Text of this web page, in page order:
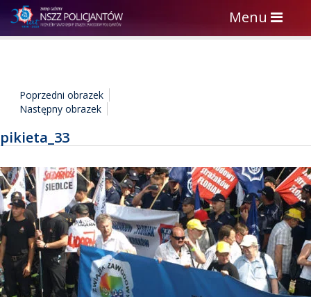
Toggle
navigation
Menu
Poprzedni obrazek
Następny obrazek
pikieta_33